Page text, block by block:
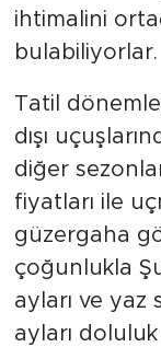
ihtimalini
bulabiliyorlar.
Tatil
dışı
diğer
fiyatları ile
güzergaha
çoğunlukla
ayları ve
ayları